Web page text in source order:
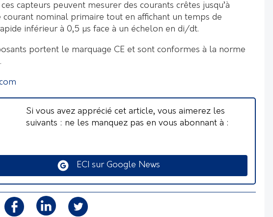
capteurs peuvent mesurer des courants crêtes jusqu’à
courant nominal primaire tout en affichant un temps de
inférieur à 0,5 µs face à un échelon en di/dt.
portent le marquage CE et sont conformes à la norme
Si vous avez apprécié cet article, vous aimerez les
suivants : ne les manquez pas en vous abonnant à :
ECI sur Google News